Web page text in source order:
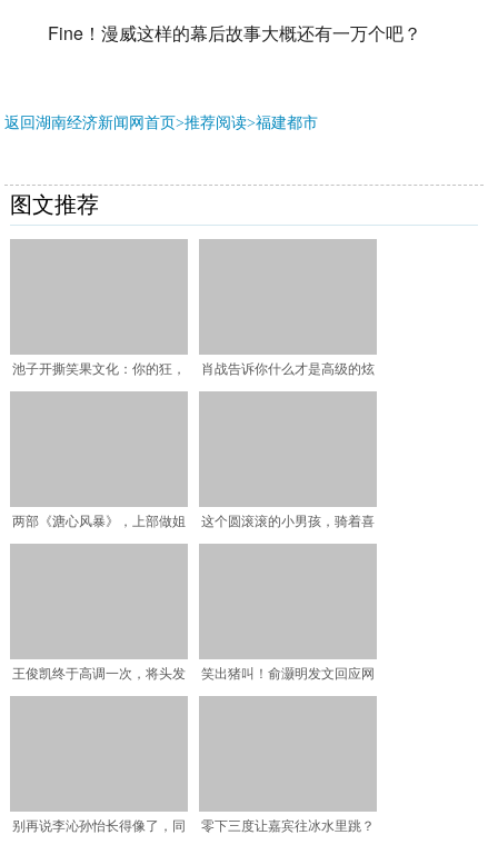
Fine！漫威这样的幕后故事大概还有一万个吧？
返回湖南经济新闻网首页>推荐阅读>福建都市
图文推荐
池子开撕笑果文化：你的狂，
肖战告诉你什么才是高级的炫
两部《溏心风暴》，上部做姐
这个圆滚滚的小男孩，骑着喜
王俊凯终于高调一次，将头发
笑出猪叫！俞灏明发文回应网
别再说李沁孙怡长得像了，同
零下三度让嘉宾往冰水里跳？